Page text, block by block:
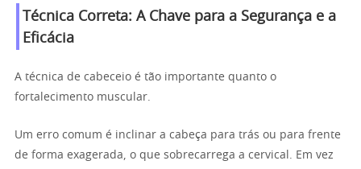
Técnica Correta: A Chave para a Segurança e a
Eficácia
A técnica de cabeceio é tão importante quanto o
fortalecimento muscular.
Um erro comum é inclinar a cabeça para trás ou para frente
de forma exagerada, o que sobrecarrega a cervical. Em vez